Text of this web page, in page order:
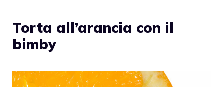
Torta all’arancia con il
bimby